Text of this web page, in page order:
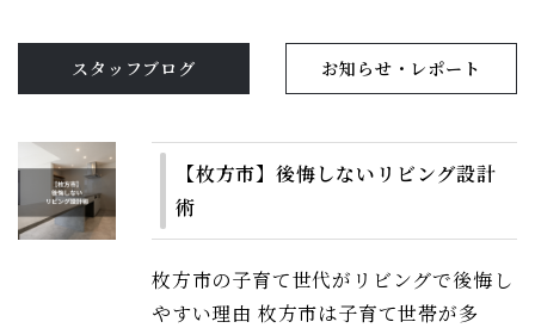
スタッフブログ お知らせ・レポート
【枚方市】後悔しないリビング設計
術
枚方市の子育て世代がリビングで後悔し
やすい理由 枚方市は子育て世帯が多